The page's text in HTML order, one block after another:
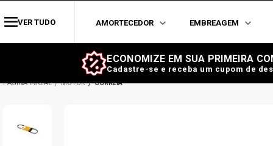
VER TUDO AMORTECEDOR EMBREAGEM
ECONOMIZE EM SUA PRIMEIRA
Cadastre-se e receba um cupom de
MOTOR CORREIA